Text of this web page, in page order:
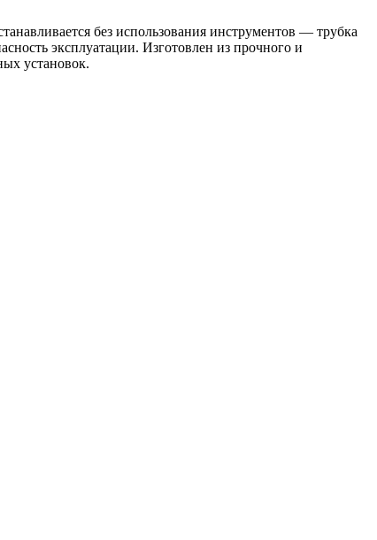
без использования инструментов — трубка
эксплуатации. Изготовлен из прочного и
установок.